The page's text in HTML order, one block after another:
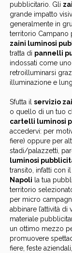
pubblicitario. Gli
grande impatto
generalmente in
territorio
zaini luminosi
tratta di pannelli
indossati come
retroilluminarsi
illuminazione e
Sfutta il servizio
o quello di un tuo
cartelli luminosi
accedervi: per
fiere) oppure per
stadi/palazzetti,
luminosi
transito, infatti con il
Napoli la tua
territorio
per micro
abbinare l’attività
materiale
un ottimo mezzo
promuovere
fiere, feste